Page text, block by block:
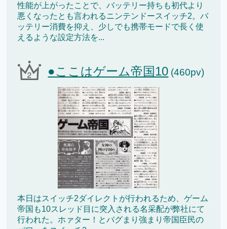
性能が上がったことで、バッテリー持ちも初代より
悪くなったとも言われるニンテンドースイッチ2。バ
ッテリー消費を抑え、少しでも携帯モードで長く使
えるような設定方法を...
●ここはゲーム帝国10 (460pv)
本日はスイッチ2ダイレクトが行われるため、ゲーム
帝国も10スレッド目に突入される名采配が弊社にて
行われた。ホァター！とバグまり強まり帝国臣民の